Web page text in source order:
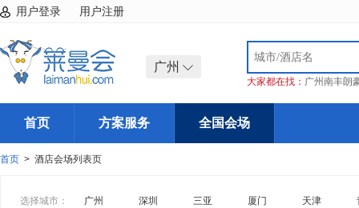
用户登录 用户注册
广州
大家都在找： 广州南丰朗
首页 方案服务 全国会场
首页 > 酒店会场列表页
选择城市： 广州 深圳 三亚 厦门 天津